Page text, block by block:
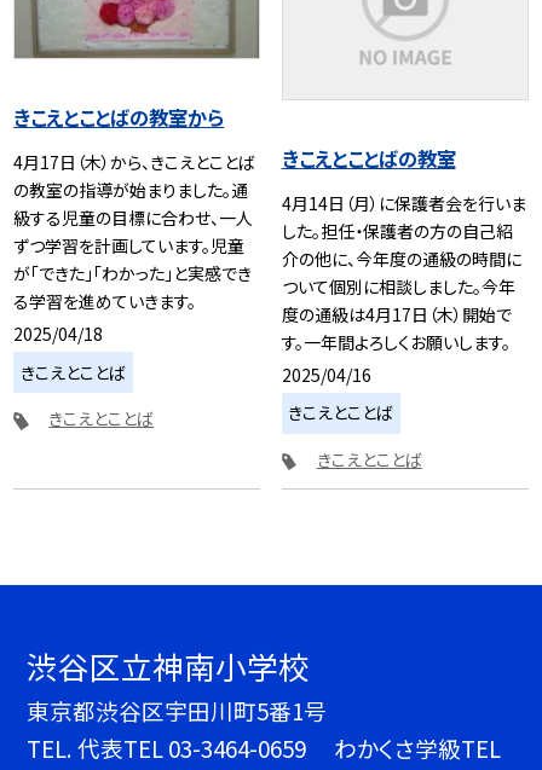
きこえとことばの教室から
4月17日（木）から、きこえとことば
の教室の指導が始まりました。通
級する児童の目標に合わせ、一人
ずつ学習を計画しています。児童
が「できた」「わかった」と実感でき
る学習を進めていきます。
2025/04/18
きこえとことば
きこえとことば
きこえとことばの教室
4月14日（月）に保護者会を行いま
した。担任・保護者の方の自己紹
介の他に、今年度の通級の時間に
ついて個別に相談しました。今年
度の通級は4月17日（木）開始で
す。一年間よろしくお願いします。
2025/04/16
きこえとことば
きこえとことば
渋谷区立神南小学校
東京都渋谷区宇田川町5番1号
TEL.代表TEL 03-3464-0659 わかくさ学級TEL